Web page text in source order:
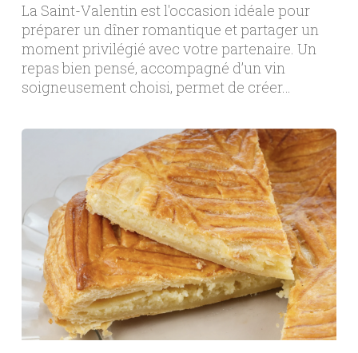
La Saint-Valentin est l'occasion idéale pour
préparer un dîner romantique et partager un
moment privilégié avec votre partenaire. Un
repas bien pensé, accompagné d’un vin
soigneusement choisi, permet de créer…